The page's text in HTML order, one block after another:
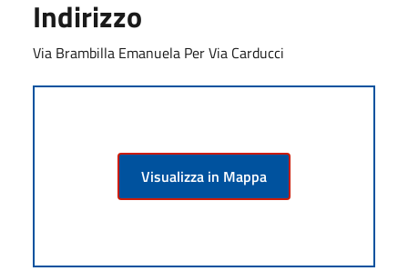
Indirizzo
Via Brambilla Emanuela Per Via Carducci
Visualizza in Mappa